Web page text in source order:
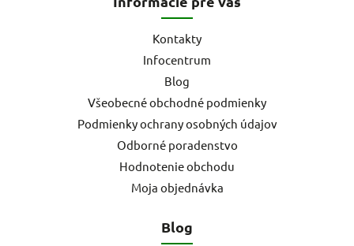
Kontakty
Infocentrum
Blog
Všeobecné obchodné podmienky
Podmienky ochrany osobných údajov
Odborné poradenstvo
Hodnotenie obchodu
Moja objednávka
Blog